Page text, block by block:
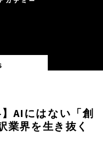
】AIにはない「創
業界を生き抜く